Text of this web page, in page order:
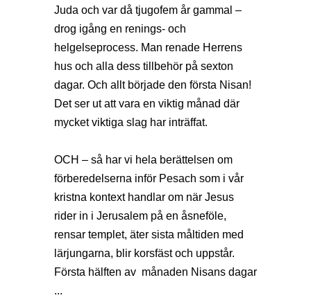
Juda och var då tjugofem år gammal –
drog igång en renings- och
helgelseprocess. Man renade Herrens
hus och alla dess tillbehör på sexton
dagar. Och allt började den första Nisan!
Det ser ut att vara en viktig månad där
mycket viktiga slag har inträffat.
OCH – så har vi hela berättelsen om
förberedelserna inför Pesach som i vår
kristna kontext handlar om när Jesus
rider in i Jerusalem på en åsneföle,
rensar templet, äter sista måltiden med
lärjungarna, blir korsfäst och uppstår.
Första hälften av månaden Nisans dagar
...